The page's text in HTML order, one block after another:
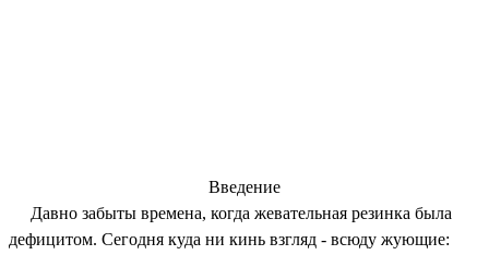
Введение
Давно забыты времена, когда жевательная резинка была
дефицитом. Сегодня куда ни кинь взгляд - всюду жующие: